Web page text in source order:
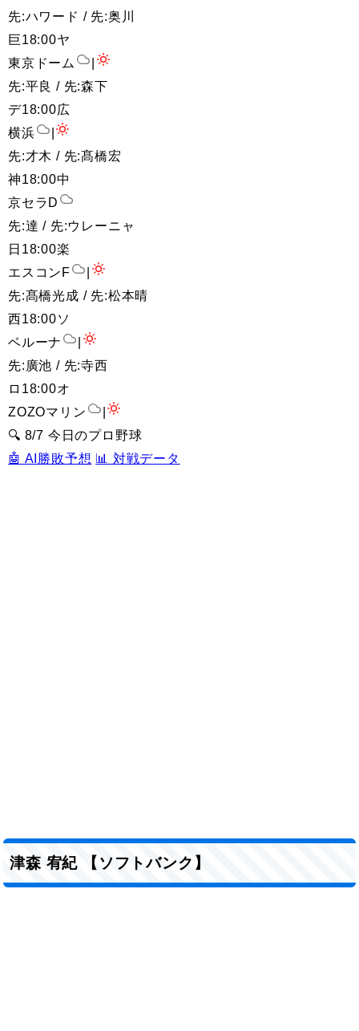
先:ハワード / 先:奥川
巨18:00ヤ
東京ドーム
先:平良 / 先:森下
デ18:00広
横浜
先:才木 / 先:髙橋宏
神18:00中
京セラD
先:達 / 先:ウレーニャ
日 18:00楽
エスコンF
先:髙橋光成 / 先:松本晴
西18:00ソ
ベルーナ
先:廣池 / 先:寺西
ロ 18:00オ
ZOZOマリン
🔍 8/7 今日のプロ野球
🤖 AI勝敗予想 📊 対戦データ
津森 宥紀 【ソフトバンク】